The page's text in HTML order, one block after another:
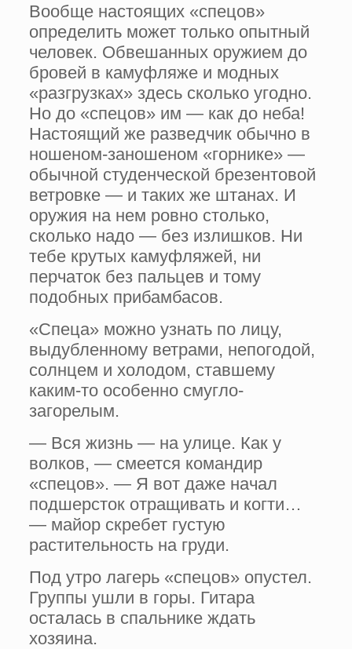
Вообще настоящих «спецов»
определить может только опытный
человек. Обвешанных оружием до
бровей в камуфляже и модных
«разгрузках» здесь сколько угодно.
Но до «спецов» им — как до неба!
Настоящий же разведчик обычно в
ношеном-заношеном «горнике» —
обычной студенческой брезентовой
ветровке — и таких же штанах. И
оружия на нем ровно столько,
сколько надо — без излишков. Ни
тебе крутых камуфляжей, ни
перчаток без пальцев и тому
подобных прибамбасов.
«Спеца» можно узнать по лицу,
выдубленному ветрами, непогодой,
солнцем и холодом, ставшему
каким-то особенно смугло-
загорелым.
— Вся жизнь — на улице. Как у
волков, — смеется командир
«спецов». — Я вот даже начал
подшерсток отращивать и когти…
— майор скребет густую
растительность на груди.
Под утро лагерь «спецов» опустел.
Группы ушли в горы. Гитара
осталась в спальнике ждать
хозяина.